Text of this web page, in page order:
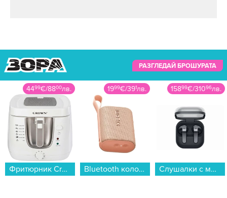
РАЗГЛЕДАЙ БРОШУРАТА
4499€/8800лв.
Фритюрник Crown CDF-4L16PS...
1999€/391лв.
Bluetooth колонка Xiaomi Sound Pocket Pink S28H-GL QBH4380GL...
15899€/31096лв.
Слушалки с микрофон Samsung GALAXY BUDS 4 BLACK SM-R540NZKA , Bluetooth , IN-EAR (ТАПИ)...